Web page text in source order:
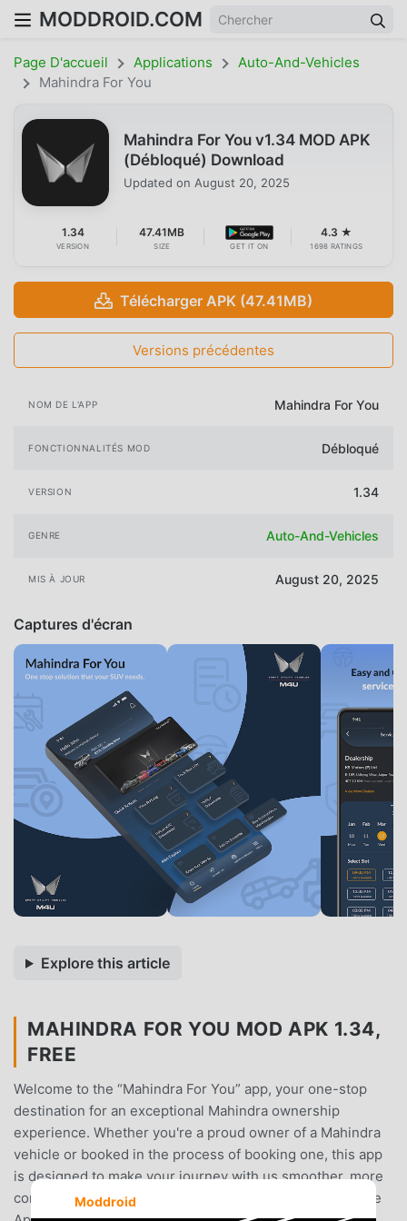
MODDROID.COM
Page D'accueil Applications
Auto-And-Vehicles
Mahindra For You
Mahindra For You v1.34 MOD APK
(Débloqué) Download
Updated on August 20, 2025
1.34
VERSION
47.41MB
SIZE GET IT ON
4.3 ★
1698 RATINGS
Télécharger APK (47.41MB)
Versions précédentes
NOM DE L'APP Mahindra For You
FONCTIONNALITÉS MOD Débloqué
VERSION 1.34
GENRE Auto-And-Vehicles
MIS À JOUR August 20, 2025
Captures d'écran
Explore this article
MAHINDRA FOR YOU MOD APK 1.34,
FREE
Welcome to the “Mahindra For You” app, your one-stop
destination for an exceptional Mahindra ownership
experience. Whether you're a proud owner of a Mahindra
vehicle or booked in the process of booking one, this app
is designed to make your journey with us smoother, more
convenient, and truly memorable.Key Features: 1. Service
Moddroid